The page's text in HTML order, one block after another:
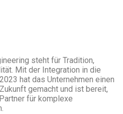
steht für Tradition,
Mit der Integration in die
hat das Unternehmen einen
gemacht und ist bereit,
für komplexe